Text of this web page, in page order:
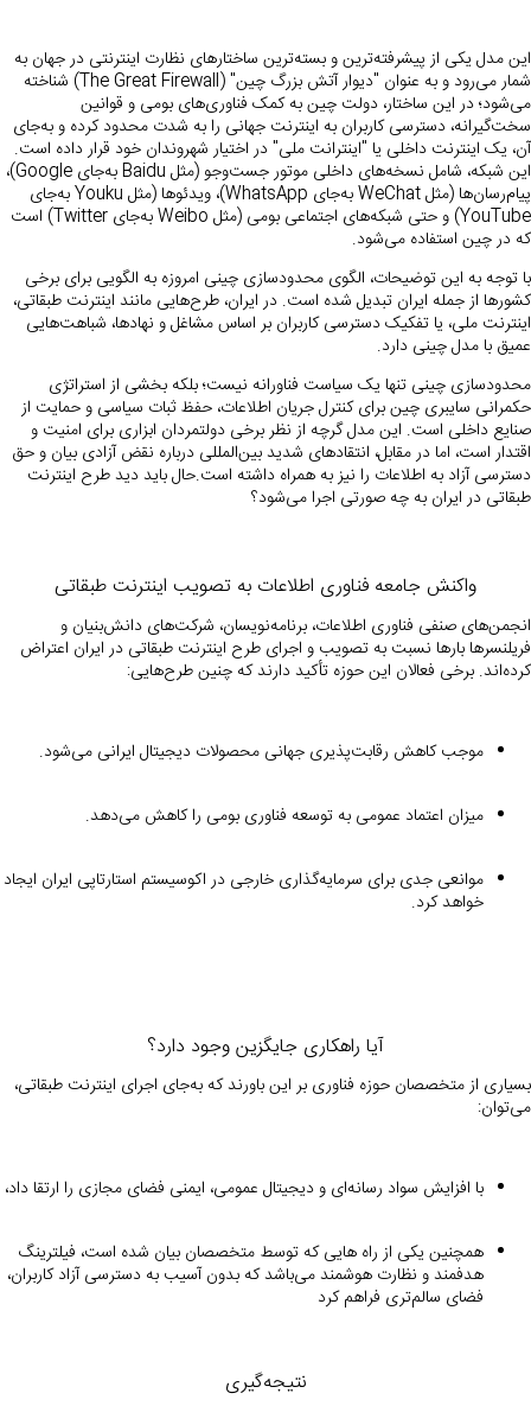
این مدل یکی از پیشرفته‌ترین و بسته‌ترین ساختارهای نظارت اینترنتی در جهان به
شمار می‌رود و به عنوان "دیوار آتش بزرگ چین" (The Great Firewall) شناخته
می‌شود؛ در این ساختار، دولت چین به کمک فناوری‌های بومی و قوانین
سخت‌گیرانه، دسترسی کاربران به اینترنت جهانی را به شدت محدود کرده و به‌جای
آن، یک اینترنت داخلی یا "اینترانت ملی" در اختیار شهروندان خود قرار داده است.
این شبکه، شامل نسخه‌های داخلی موتور جست‌وجو (مثل Baidu به‌جای Google)،
پیام‌رسان‌ها (مثل WeChat به‌جای WhatsApp)، ویدئوها (مثل Youku به‌جای
YouTube) و حتی شبکه‌های اجتماعی بومی (مثل Weibo به‌جای Twitter) است
که در چین استفاده می‌شود.
با توجه به این توضیحات، الگوی محدودسازی چینی امروزه به الگویی برای برخی
کشورها از جمله ایران تبدیل شده است. در ایران، طرح‌هایی مانند اینترنت طبقاتی،
اینترنت ملی، یا تفکیک دسترسی کاربران بر اساس مشاغل و نهادها، شباهت‌هایی
عمیق با مدل چینی دارد.
محدودسازی چینی تنها یک سیاست فناورانه نیست؛ بلکه بخشی از استراتژی
حکمرانی سایبری چین برای کنترل جریان اطلاعات، حفظ ثبات سیاسی و حمایت از
صنایع داخلی است. این مدل گرچه از نظر برخی دولتمردان ابزاری برای امنیت و
اقتدار است، اما در مقابل، انتقادهای شدید بین‌المللی درباره نقض آزادی بیان و حق
دسترسی آزاد به اطلاعات را نیز به همراه داشته است.حال باید دید طرح اینترنت
طبقاتی در ایران به چه صورتی اجرا می‌شود؟
واکنش جامعه فناوری اطلاعات به تصویب اینترنت طبقاتی
انجمن‌های صنفی فناوری اطلاعات، برنامه‌نویسان، شرکت‌های دانش‌بنیان و
فریلنسرها بارها نسبت به تصویب و اجرای طرح اینترنت طبقاتی در ایران اعتراض
کرده‌اند. برخی فعالان این حوزه تأکید دارند که چنین طرح‌هایی:
موجب کاهش رقابت‌پذیری جهانی محصولات دیجیتال ایرانی می‌شود.
میزان اعتماد عمومی به توسعه فناوری بومی را کاهش می‌دهد.
موانعی جدی برای سرمایه‌گذاری خارجی در اکوسیستم استارتاپی ایران ایجاد
خواهد کرد.
آیا راهکاری جایگزین وجود دارد؟
بسیاری از متخصصان حوزه فناوری بر این باورند که به‌جای اجرای اینترنت طبقاتی،
می‌توان:
با افزایش سواد رسانه‌ای و دیجیتال عمومی، ایمنی فضای مجازی را ارتقا داد،
همچنین یکی از راه هایی که توسط متخصصان بیان شده است، فیلترینگ
هدفمند و نظارت هوشمند می‌باشد که بدون آسیب به دسترسی آزاد کاربران،
فضای سالم‌تری فراهم کرد​
نتیجه‌گیری